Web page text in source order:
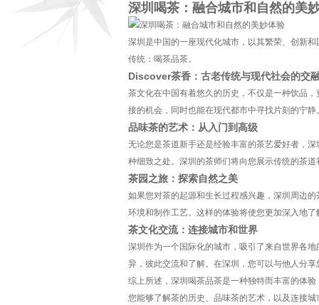
深圳喝茶：融合城市和自然的美
深圳是中国的一座现代化城市，以其繁荣、创新
传统：喝茶品茶。
Discover茶香：古老传统与现代社会的交
茶文化在中国有着悠久的历史，不仅是一种饮品
接的机会，同时也能在现代都市中寻找片刻的宁静
品味茶的艺术：从入门到高级
无论您是茶道新手还是经验丰富的茶艺爱好者，
种细致之处。深圳的茶师们将向您展示传统的茶
茶园之旅：探索自然之美
如果您对茶的起源和生长过程感兴趣，深圳周边
环境和制作工艺。这样的体验将使您更加深入地
茶文化交流：连接城市和世界
深圳作为一个国际化的城市，吸引了来自世界各
异，彼此交流和了解。在深圳，您可以与他人分
综上所述，深圳喝茶品茶是一种独特而丰富的体
您能够了解茶的历史、品味茶的艺术，以及连接